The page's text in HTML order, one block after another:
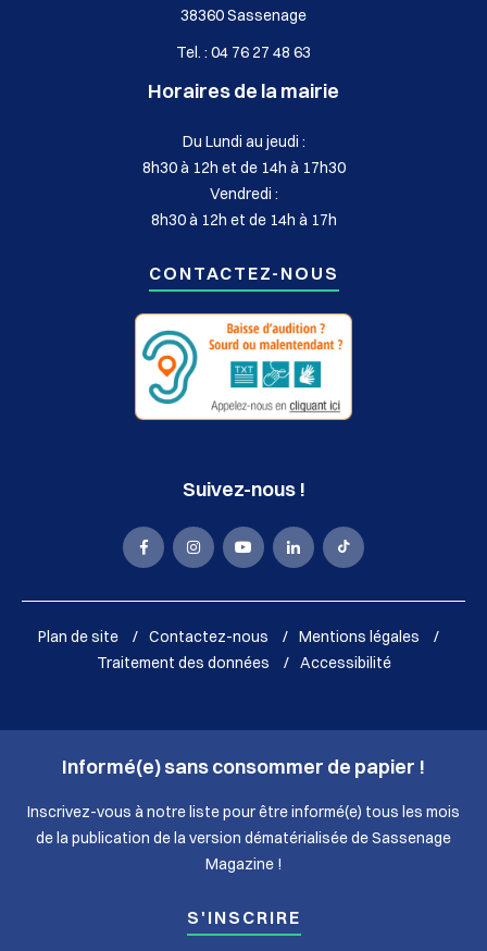
38360 Sassenage
Tel. : 04 76 27 48 63
Horaires de la mairie
Du Lundi au jeudi :
8h30 à 12h et de 14h à 17h30
Vendredi :
8h30 à 12h et de 14h à 17h
CONTACTEZ-NOUS
Suivez-nous !
La
Sassenage
Facebook
(nouvelle
fenêtre)
La
Sassenage
Instagram
(nouvelle
fenêtre)
La
Sassenage
Youtube
(nouvelle
fenêtre)
La
Sassenage
LinkedIn
(nouvelle
fenêtre)
La
Sassenage
Tik
Tok
(nouvelle
fenêtre)
Plan de site Contactez-nous
Mentions légales
Traitement des données
Accessibilité
Informé(e) sans consommer de papier !
Inscrivez-vous à notre liste pour être informé(e) tous les mois
de la publication de la version dématérialisée de Sassenage
Magazine !
S'INSCRIRE